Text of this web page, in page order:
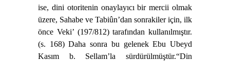
ise, dini otoritenin onaylayıcı bir mercii olmak
üzere, Sahabe ve Tabiûn’dan sonrakiler için, ilk
önce Veki’ (197/812) tarafından kullanılmıştır.
(s. 168) Daha sonra bu gelenek Ebu Ubeyd
Kasım b. Sellam’la sürdürülmüştür.“Din